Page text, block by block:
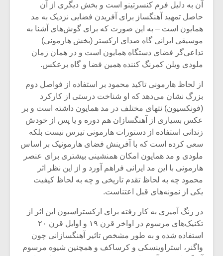
آن به دلیل فرم کنسرتینو است و بخش دیگری از آن
حاصل تمهید آهنگساز برای آفریدن فضایی نزدیک به مد
همایون است – به این صورت که برای گوش‌های آشنا به
موسیقی ایرانی گاه صدای ارکستر (بخش هارمونی)
تداعی‌گر فضای دستگاه همایون است و در همان زمان
ملودی ویلن کمرنگ کننده همین فضا و گاه برعکس.
از لحاظ هارمونی تاکید محمود بر استفاده از فواصل دوم
بزرگ نشان می‌دهد که او شناخت درستی از کارکرد
(فونکسیون) نتهای مختلف در مد همایون داشته است و بر
عکس بسیاری از آهنگسازان هم دوره و یا پس از خودش
زندانی استفاده از دستورات هارمونی تیرس نیست بلکه
سعی کرده است که با آفرینش فضای هارمونیک بر اساس
ملودی و مد همایون امکان همنشینی بیشتری برای عنصر
هارمونی با این مد ایرانی فراهم آورد و از این نظر اثر
محمود چه به لحاظ تقدم تاریخی و چه به لحاظ کیفیت
یکی از نمونه‌های قبل اعتناست.
در رنگ آمیزی به کار رفته برای ارکستراسیون این اثر از
تکنیک‌های مرسوم در اواخر قرن ۱۹ و اوایل قرن ۲۰
استفاده شده و به طور مشخص تاثیر آهنگسازانی چون
واگنر، استراوینسکی و کرساکف و همچنین شیوه مرسوم